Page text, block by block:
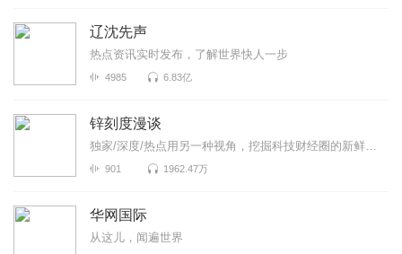
辽沈先声
热点资讯实时发布，了解世界快人一步
4985 6.83亿
锌刻度漫谈
独家/深度/热点用另一种视角，挖掘科技财经圈的新鲜事！《锌刻度漫谈》是锌刻度与喜马拉雅联合出品...
901 1962.47万
华网国际
从这儿，闻遍世界